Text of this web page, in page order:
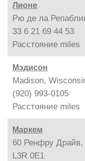
Лионе
Рю де ла
33 6 21 69 44 53
Расстояние miles
Мэдисон
Madison,
(920) 993-0105
Расстояние miles
Маркем
60 Ренфру
L3R 0E1